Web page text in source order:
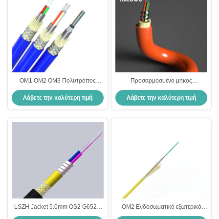
OM1 OM2 OM3 Πολυτρόπος
θωρακισμένο καλώδιο οπτικών
ινών
Λάβετε την καλύτερη τιμή
Προσαρμοσμένο μήκος
πολυμόδιο 6 πυρήνες 12 πυρήνες
ευέλικτο σπειροειδές χάλυβα
θωρακισμένο οπτικό καλώδιο ινών
Λάβετε την καλύτερη τιμή
LSZH Jacket 5.0mm OS2 G652D
Μοναδικό θωρακισμένο οπτικό
OM2 Ενδοσωματικό εξωτερικό
θωρακισμένο καλώδιο οπτικών